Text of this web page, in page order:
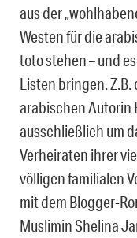
aus der
Westen für die
toto stehen – und
Listen bringen.
arabischen Autorin
ausschließlich um
Verheiraten ihrer
völligen familialen
mit dem Blogger-
Muslimin Shelina